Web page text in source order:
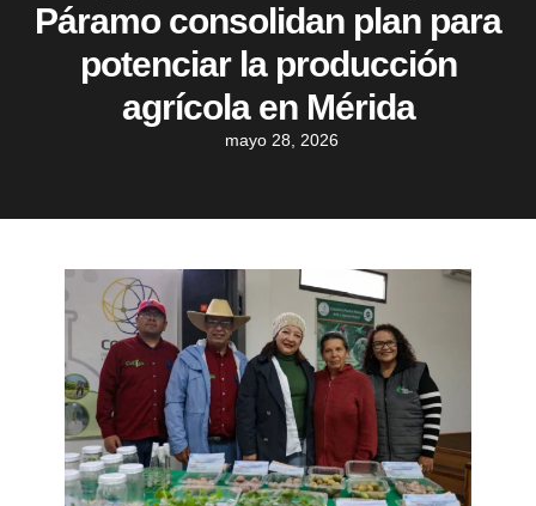
Páramo consolidan plan para
potenciar la producción
agrícola en Mérida
mayo 28, 2026